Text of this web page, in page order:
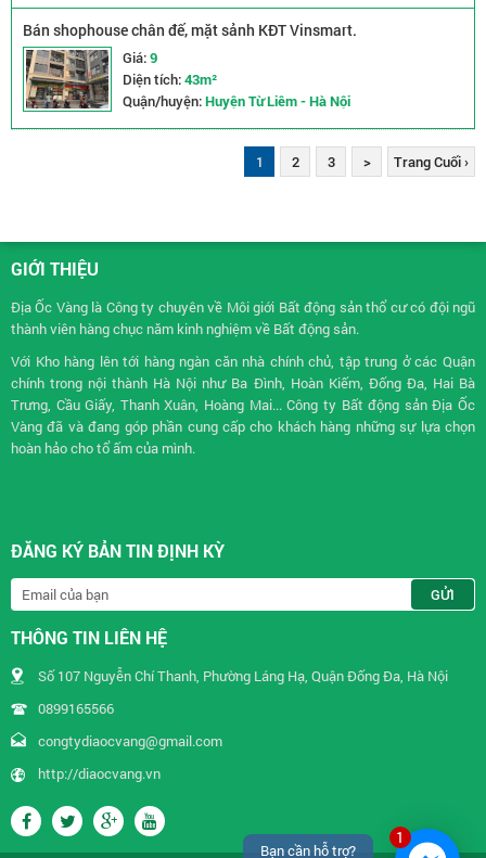
1
Bạn cần hỗ trợ?
Bán shophouse chân đế, mặt sảnh KĐT Vinsmart.
Giá:9
Diện tích:43m²
Quận/huyện:Huyện Từ Liêm - Hà Nội
1 2 3 > Trang Cuối ›
GIỚI THIỆU
Địa Ốc Vàng là Công ty chuyên về Môi giới Bất động sảnthổ cư có đội ngũ
thành viên hàng chục năm kinh nghiệm về Bất động sản.
Với Kho hàng lên tới hàng ngàn căn nhà chính chủ, tập trung ở các Quận
chính trong nội thành Hà Nội như Ba Đình, Hoàn Kiếm, Đống Đa, Hai Bà
Trưng, Cầu Giấy, Thanh Xuân, Hoàng Mai... Công ty Bất động sản Địa Ốc
Vàng đã và đang góp phần cung cấp cho khách hàng những sự lựa chọn
hoàn hảo cho tổ ấm của mình.
ĐĂNG KÝ BẢN TIN ĐỊNH KỲ
THÔNG TIN LIÊN HỆ
Số 107 Nguyễn Chí Thanh, Phường Láng Hạ, Quận Đống Đa, Hà Nội
0899165566
congtydiaocvang@gmail.com
http://diaocvang.vn